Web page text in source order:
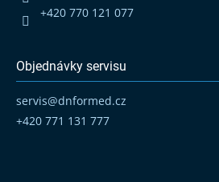
+420 770 121 077
Objednávky servisu
servis@dnformed.cz
+420 771 131 777